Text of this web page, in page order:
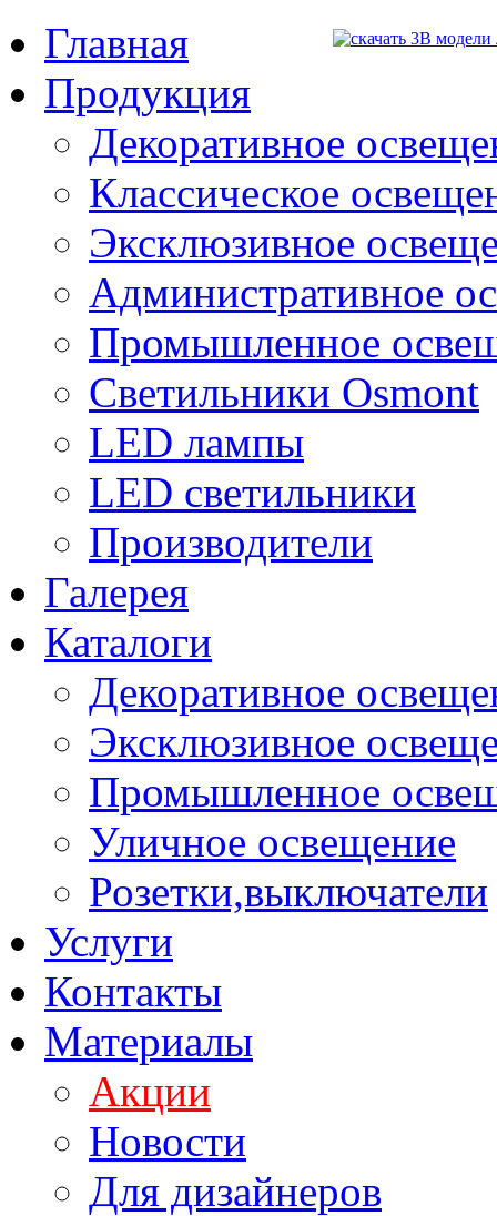
Главная
Продукция
Декоративное
Классическое
Эксклюзивное
Административное
Промышленное
Светильники Osmont
LED лампы
LED светильники
Производители
Галерея
Каталоги
Декоративное
Эксклюзивное
Промышленное
Уличное освещение
Розетки,выключатели
Услуги
Контакты
Материалы
Акции
Новости
Для дизайнеров